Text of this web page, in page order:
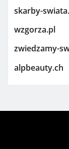
skarby-
wzgorza.pl
zwiedzamy-
alpbeauty.ch